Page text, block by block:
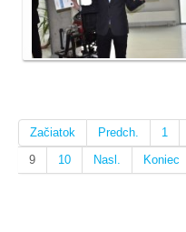
Začiatok
Predch. 1
9
10 Nasl. Koniec